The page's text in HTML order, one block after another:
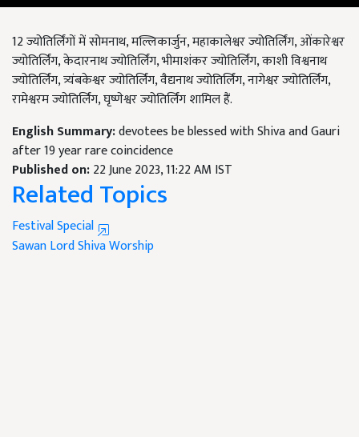
12 ज्‍योतिर्लिंगों में सोमनाथ, मल्लिकार्जुन, महाकालेश्वर ज्योतिर्लिंग, ओंकारेश्वर
ज्योतिर्लिंग, केदारनाथ ज्योतिर्लिंग, भीमाशंकर ज्योतिर्लिंग, काशी विश्वनाथ
ज्योतिर्लिंग, त्र्यंबकेश्वर ज्योतिर्लिंग, वैद्यनाथ ज्योतिर्लिंग, नागेश्वर ज्योतिर्लिंग,
रामेश्वरम ज्योतिर्लिंग, घृष्णेश्वर ज्योतिर्लिंग शामिल हैं.
English Summary:devotees be blessed with Shiva and Gauri
after 19 year rare coincidence
Published on:22 June 2023, 11:22 AM IST
Related Topics
Festival Special
SawanLord ShivaWorship